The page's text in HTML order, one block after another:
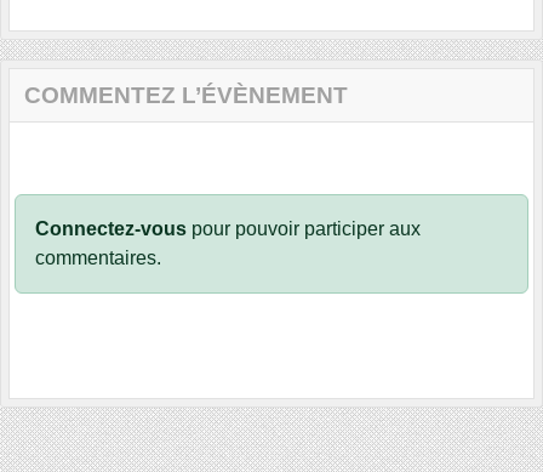
COMMENTEZ L’ÉVÈNEMENT
Connectez-vous pour pouvoir participer aux
commentaires.